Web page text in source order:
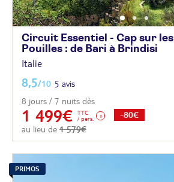
Circuit Essentiel - Cap sur les
Pouilles : de Bari à Brindisi
Italie
8,5/10 5 avis
8 jours / 7 nuits dès
1 499€
TTC
/ pers.
au lieu de 1 579€
-80€
PRIMOS